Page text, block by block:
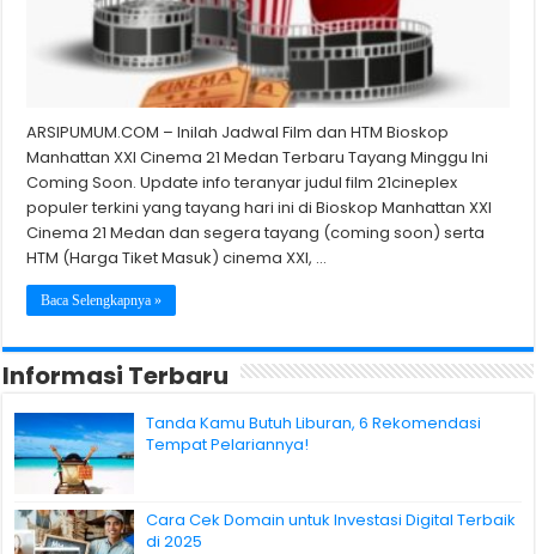
ARSIPUMUM.COM – Inilah Jadwal Film dan HTM Bioskop
Manhattan XXI Cinema 21 Medan Terbaru Tayang Minggu Ini
Coming Soon. Update info teranyar judul film 21cineplex
populer terkini yang tayang hari ini di Bioskop Manhattan XXI
Cinema 21 Medan dan segera tayang (coming soon) serta
HTM (Harga Tiket Masuk) cinema XXI, …
Baca Selengkapnya »
Informasi Terbaru
Tanda Kamu Butuh Liburan, 6 Rekomendasi
Tempat Pelariannya!
Cara Cek Domain untuk Investasi Digital Terbaik
di 2025